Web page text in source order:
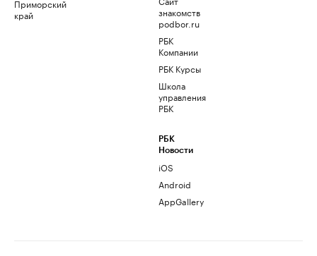
Приморский
край
знакомств
podbor.ru
РБК
Компании
РБК Курсы
Школа
управления
РБК
РБК
Новости
iOS
Android
AppGallery